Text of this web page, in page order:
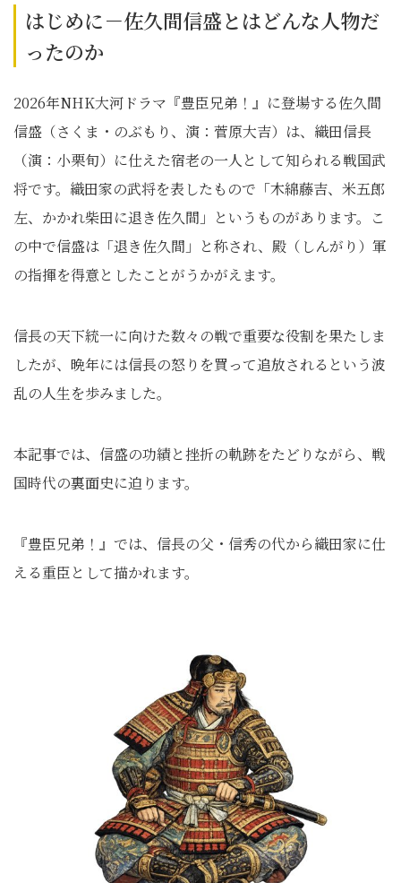
はじめに－佐久間信盛とはどんな人物だ
ったのか
2026年NHK大河ドラマ『豊臣兄弟！』に登場する佐久間
信盛（さくま・のぶもり、演：菅原大吉）は、織田信長
（演：小栗旬）に仕えた宿老の一人として知られる戦国武
将です。織田家の武将を表したもので「木綿藤吉、米五郎
左、かかれ柴田に退き佐久間」というものがあります。こ
の中で信盛は「退き佐久間」と称され、殿（しんがり）軍
の指揮を得意としたことがうかがえます。
信長の天下統一に向けた数々の戦で重要な役割を果たしま
したが、晩年には信長の怒りを買って追放されるという波
乱の人生を歩みました。
本記事では、信盛の功績と挫折の軌跡をたどりながら、戦
国時代の裏面史に迫ります。
『豊臣兄弟！』では、信長の父・信秀の代から織田家に仕
える重臣として描かれます。